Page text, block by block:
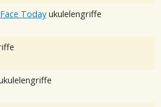
Today ukulelengriffe